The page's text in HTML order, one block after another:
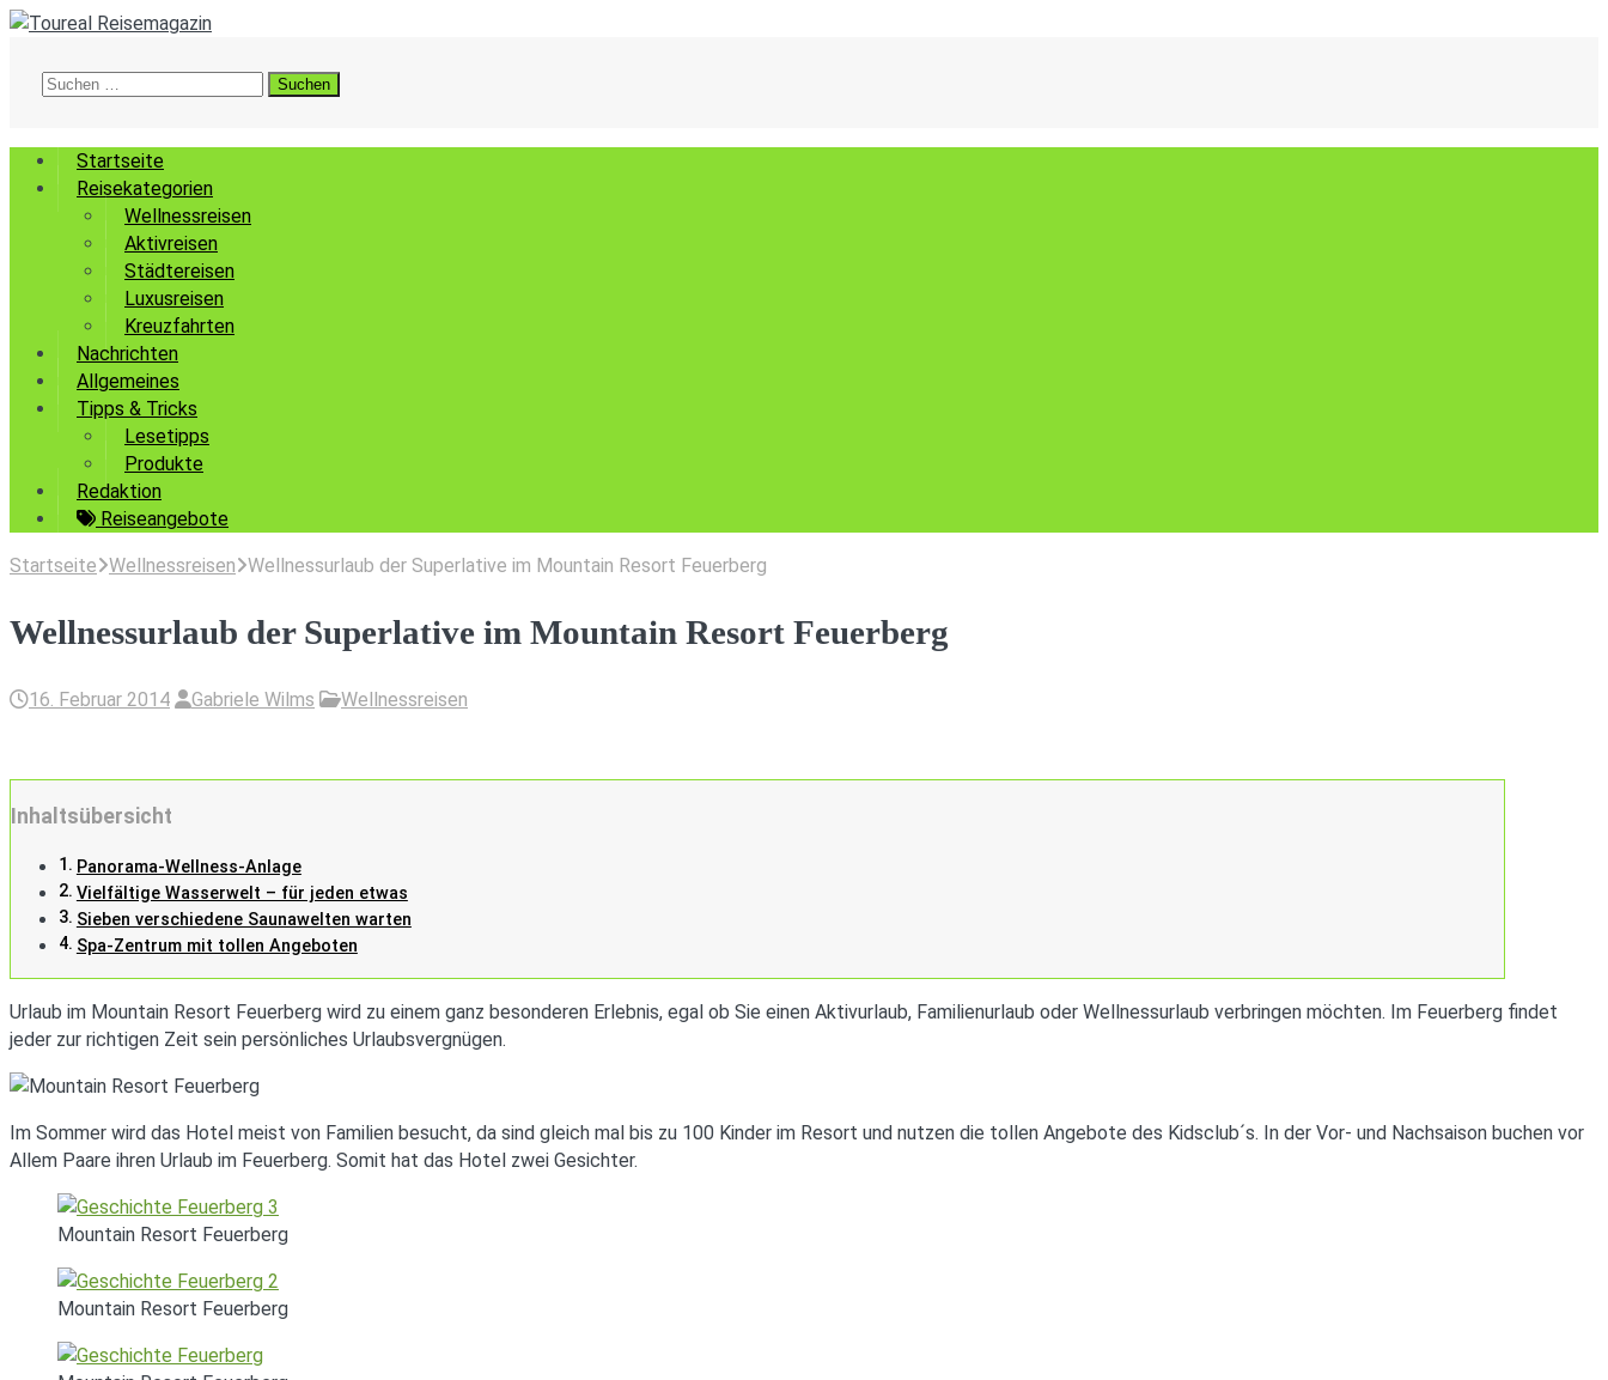
Suchen
Startseite
Reisekategorien
Wellnessreisen
Aktivreisen
Städtereisen
Luxusreisen
Kreuzfahrten
Nachrichten
Allgemeines
Tipps & Tricks
Lesetipps
Produkte
Redaktion
Reiseangebote
Startseite Wellnessreisen Wellnessurlaub der Superlative im Mountain Resort Feuerberg
Wellnessurlaub der Superlative im Mountain Resort Feuerberg
16. Februar 2014 Gabriele Wilms Wellnessreisen
Inhaltsübersicht
Panorama-Wellness-Anlage
Vielfältige Wasserwelt – für jeden etwas
Sieben verschiedene Saunawelten warten
Spa-Zentrum mit tollen Angeboten
Urlaub im Mountain Resort Feuerberg wird zu einem ganz besonderen Erlebnis, egal ob Sie einen Aktivurlaub, Familienurlaub oder Wellnessurlaub verbringen möchten. Im Feuerberg findet
jeder zur richtigen Zeit sein persönliches Urlaubsvergnügen.
Im Sommer wird das Hotel meist von Familien besucht, da sind gleich mal bis zu 100 Kinder im Resort und nutzen die tollen Angebote des Kidsclub´s. In der Vor- und Nachsaison buchen vor
Allem Paare ihren Urlaub im Feuerberg. Somit hat das Hotel zwei Gesichter.
Mountain Resort Feuerberg
Mountain Resort Feuerberg